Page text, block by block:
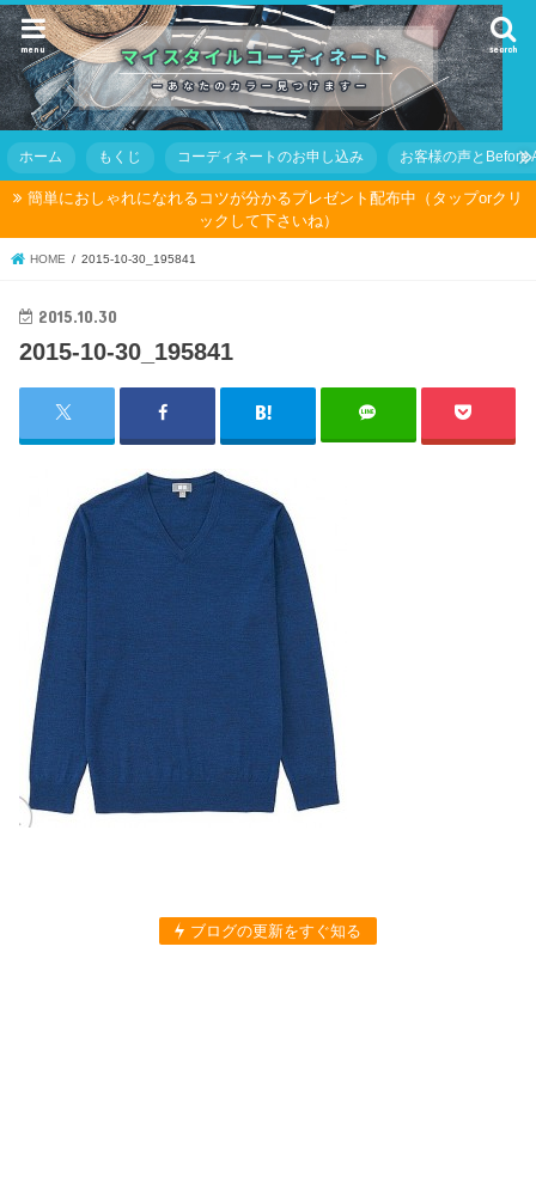
search
menu
ホーム もくじ コーディネートのお申し込み お客様の声とBefore
簡単におしゃれになれるコツが分かるプレゼント配布中（タップorクリ
ックして下さいね）
HOME 2015-10-30_195841
2015.10.30
2015-10-30_195841
ブログの更新をすぐ知る